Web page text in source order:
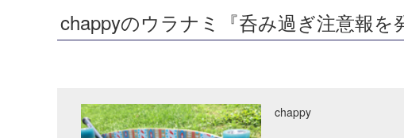
chappyのウラナミ『呑み過ぎ注意報を
chappy